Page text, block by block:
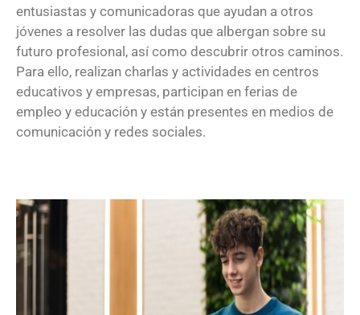
entusiastas y comunicadoras que ayudan a otros
jóvenes a resolver las dudas que albergan sobre su
futuro profesional, así como descubrir otros caminos.
Para ello, realizan charlas y actividades en centros
educativos y empresas, participan en ferias de
empleo y educación y están presentes en medios de
comunicación y redes sociales.